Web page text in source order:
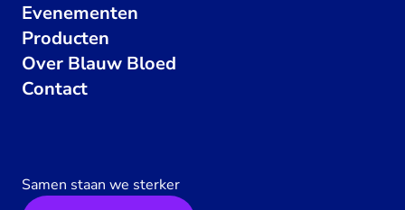
Evenementen
Producten
Over Blauw Bloed
Contact
Samen staan we sterker